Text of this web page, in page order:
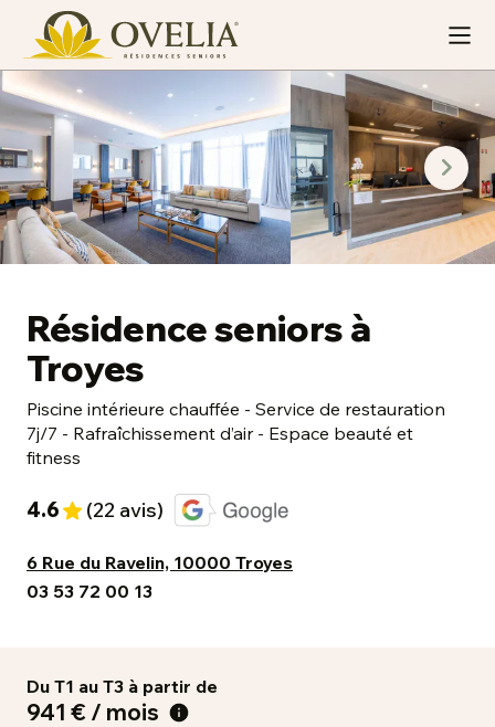
Résidence seniors à
Troyes
Piscine intérieure chauffée - Service de restauration
7j/7 - Rafraîchissement d’air - Espace beauté et
fitness
4.6 (22 avis)
6 Rue du Ravelin, 10000 Troyes
03 53 72 00 13
Du T1 au T3 à partir de
941 € / mois